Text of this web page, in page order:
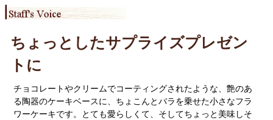
ちょっとしたサプライズプレゼン
トに
チョコレートやクリームでコーティングされたような、艶のあ
る陶器のケーキベースに、ちょこんとバラを乗せた小さなフラ
ワーケーキです。とても愛らしくて、そしてちょっと美味しそ